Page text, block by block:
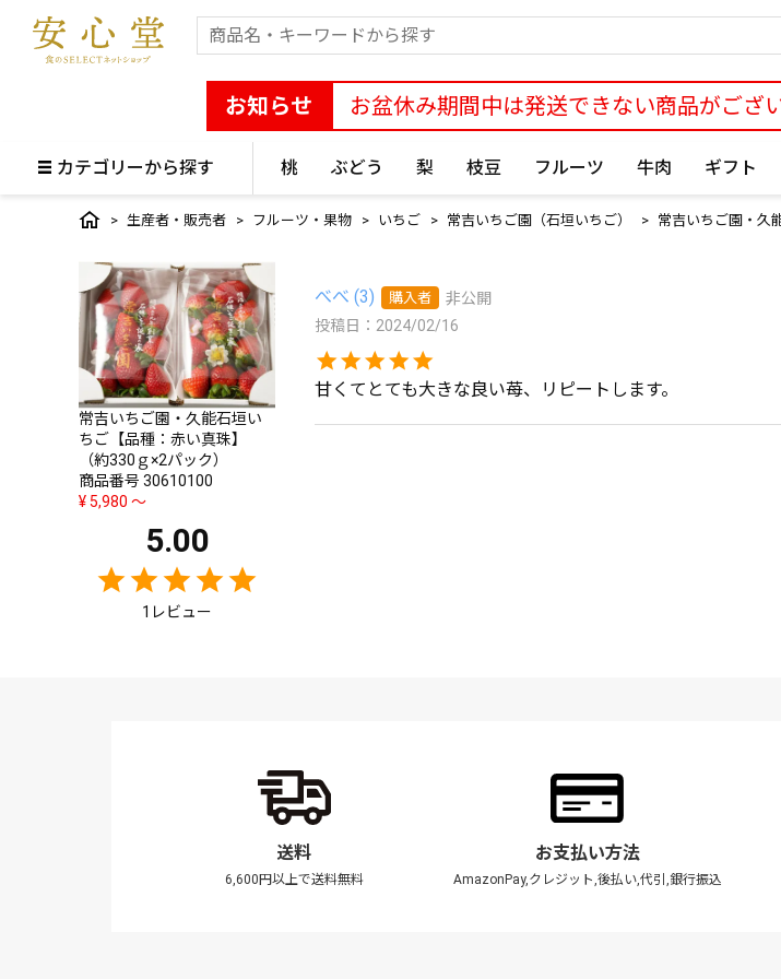
お知らせ お盆休み期間中は発送できない商品がござ
カテゴリーから探す 桃 ぶどう 梨 枝豆 フルーツ 牛肉 ギフト
生産者・販売者 フルーツ・果物 いちご 常吉いちご園（石垣いちご） 常吉いちご園・久
常吉いちご園・久能石垣い
ちご【品種：赤い真珠】
（約330ｇ×2パック）
商品番号 30610100
¥5,980 〜
5.00
1
べべ 3 購入者
非公開
投稿日
2024/02/16
甘くてとても大きな良い苺、リピートします。
送料
6,600円以上で送料無料
お支払い方法
AmazonPay,クレジット,後払い,代引,銀行振込